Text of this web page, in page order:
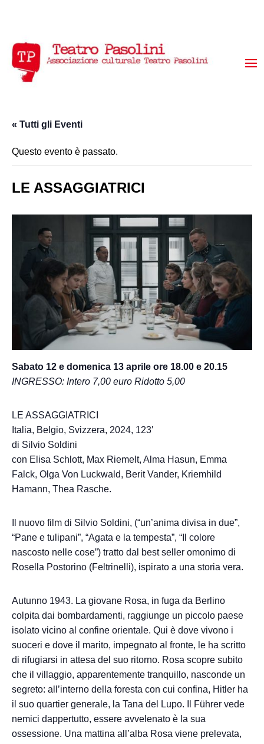
« Tutti gli Eventi
Questo evento è passato.
LE ASSAGGIATRICI
Sabato 12 e domenica 13 aprile ore 18.00 e 20.15
INGRESSO: Intero 7,00 euro Ridotto 5,00
LE ASSAGGIATRICI
Italia, Belgio, Svizzera, 2024, 123′
di Silvio Soldini
con Elisa Schlott, Max Riemelt, Alma Hasun, Emma
Falck, Olga Von Luckwald, Berit Vander, Kriemhild
Hamann, Thea Rasche.
Il nuovo film di Silvio Soldini, (“un’anima divisa in due”,
“Pane e tulipani”, “Agata e la tempesta”, “Il colore
nascosto nelle cose”) tratto dal best seller omonimo di
Rosella Postorino (Feltrinelli), ispirato a una storia vera.
Autunno 1943. La giovane Rosa, in fuga da Berlino
colpita dai bombardamenti, raggiunge un piccolo paese
isolato vicino al confine orientale. Qui è dove vivono i
suoceri e dove il marito, impegnato al fronte, le ha scritto
di rifugiarsi in attesa del suo ritorno. Rosa scopre subito
che il villaggio, apparentemente tranquillo, nasconde un
segreto: all’interno della foresta con cui confina, Hitler ha
il suo quartier generale, la Tana del Lupo. Il Führer vede
nemici dappertutto, essere avvelenato è la sua
ossessione. Una mattina all’alba Rosa viene prelevata,